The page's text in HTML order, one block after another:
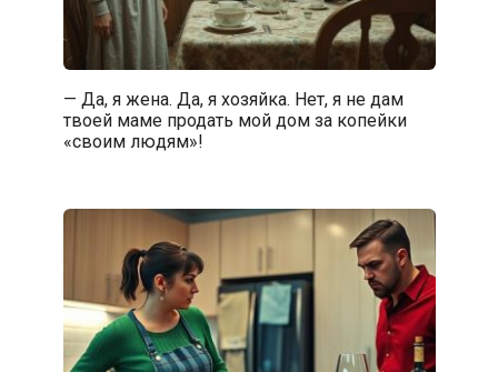
— Да, я жена. Да, я хозяйка. Нет, я не дам
твоей маме продать мой дом за копейки
«своим людям»!